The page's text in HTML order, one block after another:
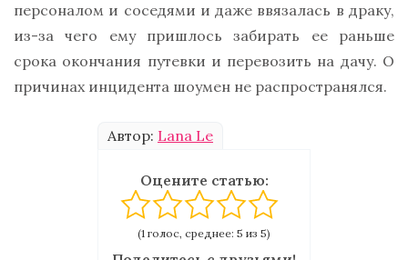
персоналом и соседями и даже ввязалась в драку,
из-за чего ему пришлось забирать ее раньше
срока окончания путевки и перевозить на дачу. О
причинах инцидента шоумен не распространялся.
Автор: Lana Le
Оцените статью:
(1 голос, среднее: 5 из 5)